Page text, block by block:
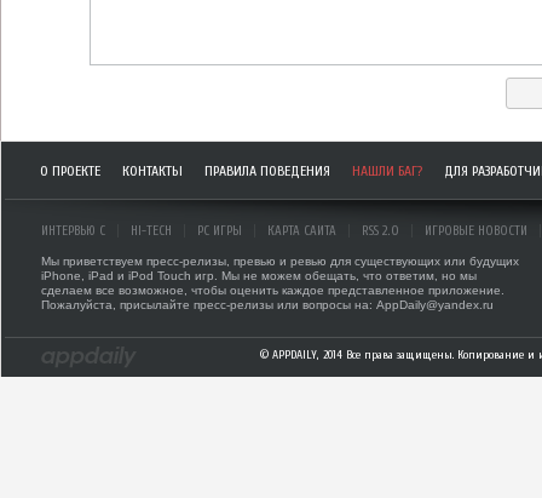
О ПРОЕКТЕ КОНТАКТЫ ПРАВИЛА ПОВЕДЕНИЯ НАШЛИ БАГ? ДЛЯ
ИНТЕРВЬЮ С HI-TECH PC ИГРЫ КАРТА САЙТА RSS 2.0 ИГРОВЫЕ НОВОСТИ
Мы приветствуем пресс-релизы, превью и ревью для существующих или будущих
iPhone, iPad и iPod Touch игр. Мы не можем обещать, что ответим, но мы
сделаем все возможное, чтобы оценить каждое представленное приложение.
Пожалуйста, присылайте пресс-релизы или вопросы на: AppDaily@yandex.ru
© APPDAILY, 2014 Все права защищены. Копирование и